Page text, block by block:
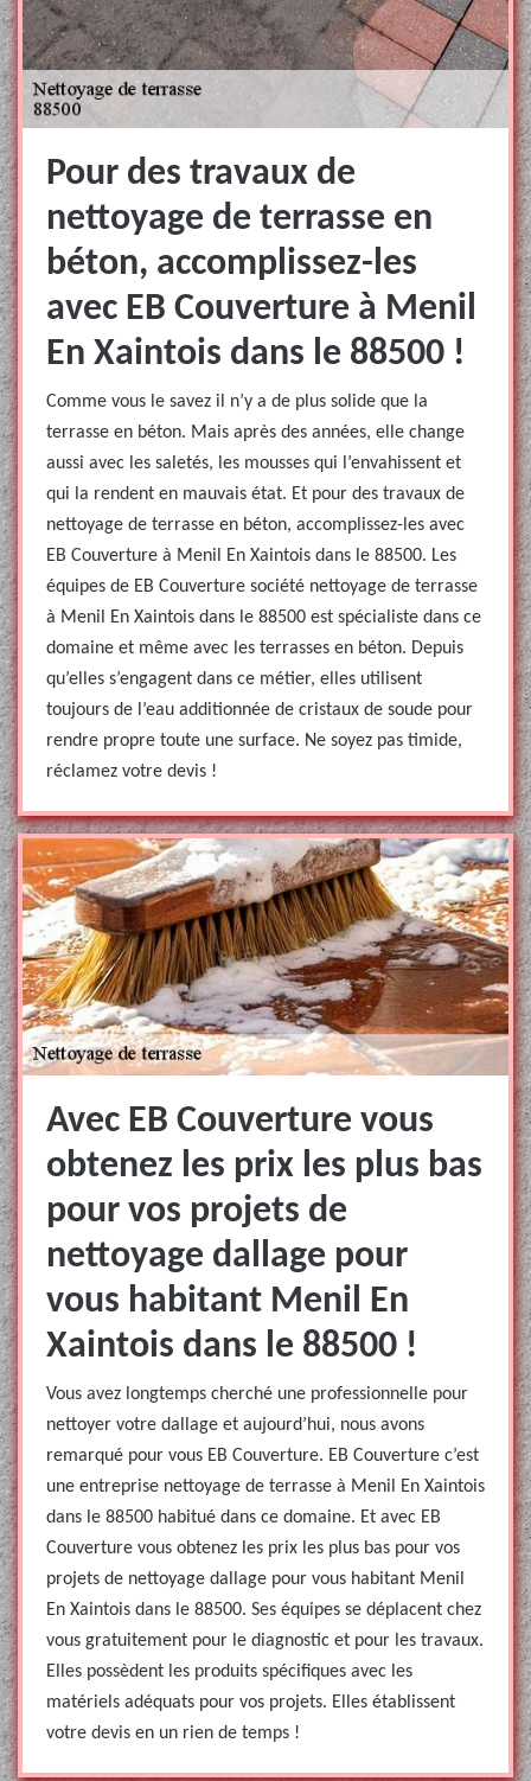
Pour des travaux de
nettoyage de terrasse en
béton, accomplissez-les
avec EB Couverture à Menil
En Xaintois dans le 88500 !
Comme vous le savez il n’y a de plus solide que la
terrasse en béton. Mais après des années, elle change
aussi avec les saletés, les mousses qui l’envahissent et
qui la rendent en mauvais état. Et pour des travaux de
nettoyage de terrasse en béton, accomplissez-les avec
EB Couverture à Menil En Xaintois dans le 88500. Les
équipes de EB Couverture société nettoyage de terrasse
à Menil En Xaintois dans le 88500 est spécialiste dans ce
domaine et même avec les terrasses en béton. Depuis
qu’elles s’engagent dans ce métier, elles utilisent
toujours de l’eau additionnée de cristaux de soude pour
rendre propre toute une surface. Ne soyez pas timide,
réclamez votre devis !
Avec EB Couverture vous
obtenez les prix les plus bas
pour vos projets de
nettoyage dallage pour
vous habitant Menil En
Xaintois dans le 88500 !
Vous avez longtemps cherché une professionnelle pour
nettoyer votre dallage et aujourd’hui, nous avons
remarqué pour vous EB Couverture. EB Couverture c’est
une entreprise nettoyage de terrasse à Menil En Xaintois
dans le 88500 habitué dans ce domaine. Et avec EB
Couverture vous obtenez les prix les plus bas pour vos
projets de nettoyage dallage pour vous habitant Menil
En Xaintois dans le 88500. Ses équipes se déplacent chez
vous gratuitement pour le diagnostic et pour les travaux.
Elles possèdent les produits spécifiques avec les
matériels adéquats pour vos projets. Elles établissent
votre devis en un rien de temps !